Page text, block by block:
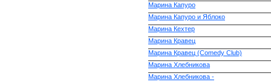
Марина Капуро
Марина Капуро и Яблоко
Марина Кехтер
Марина Кравец
Марина Кравец (Comedy Club)
Марина Хлебникова
Марина Хлебникова -